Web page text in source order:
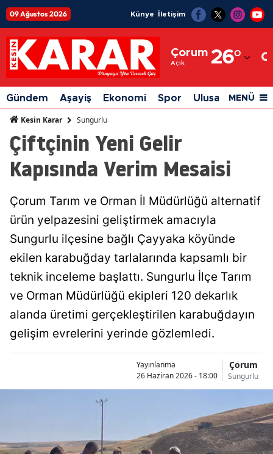
09 Ağustos 2026 Künye İletişim
Çorum
Açık 26°
Adıyaman
Afyonkarahisar
Ağrı
Artvin
Aydın
Balıkesir
Bilecik
Bingöl
Bitlis
Burdur
Çanakkale
Gündem Aşayiş Ekonomi Spor Ulusal Siyaset
MENÜ
Kesin Karar Sungurlu
Çiftçinin Yeni Gelir
Kapısında Verim Mesaisi
Çorum Tarım ve Orman İl Müdürlüğü alternatif
ürün yelpazesini geliştirmek amacıyla
Sungurlu ilçesine bağlı Çayyaka köyünde
ekilen karabuğday tarlalarında kapsamlı bir
teknik inceleme başlattı. Sungurlu İlçe Tarım
ve Orman Müdürlüğü ekipleri 120 dekarlık
alanda üretimi gerçekleştirilen karabuğdayın
gelişim evrelerini yerinde gözlemledi.
Yayınlanma
26 Haziran 2026 - 18:00
Çorum
Sungurlu